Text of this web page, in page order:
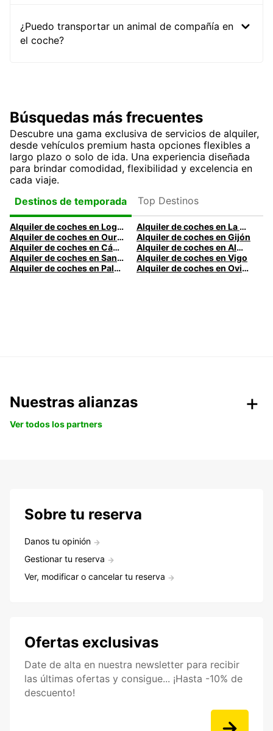
¿Puedo transportar un animal de compañía en
el coche?
Búsquedas más frecuentes
Descubre una gama exclusiva de servicios de alquiler,
desde vehículos premium hasta opciones flexibles a
largo plazo o solo de ida. Una experiencia diseñada
para brindar comodidad, flexibilidad y excelencia en
cada viaje.
Destinos de temporada
Top Destinos
Alquiler de coches en Logroño
Alquiler de coches en La Coruña
Alquiler de coches en Ourense
Alquiler de coches en Gijón
Alquiler de coches en Cádiz
Alquiler de coches en Almería
Alquiler de coches en Santander
Alquiler de coches en Vigo
Alquiler de coches en Palma
Alquiler de coches en Oviedo
Nuestras alianzas
Ver todos los partners
Sobre tu reserva
Danos tu opinión
Gestionar tu reserva
Ver, modificar o cancelar tu reserva
Ofertas exclusivas
Date de alta en nuestra newsletter para recibir
las últimas ofertas y consigue... ¡Hasta -10% de
descuento!